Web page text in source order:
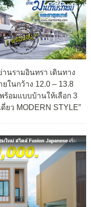
านรามอินทรา เดินทาง
ในกว้าง 12.0 – 13.8
ร้อมแบบบ้านให้เลือก 3
ว MODERN STYLE”